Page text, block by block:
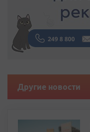
Другие новости